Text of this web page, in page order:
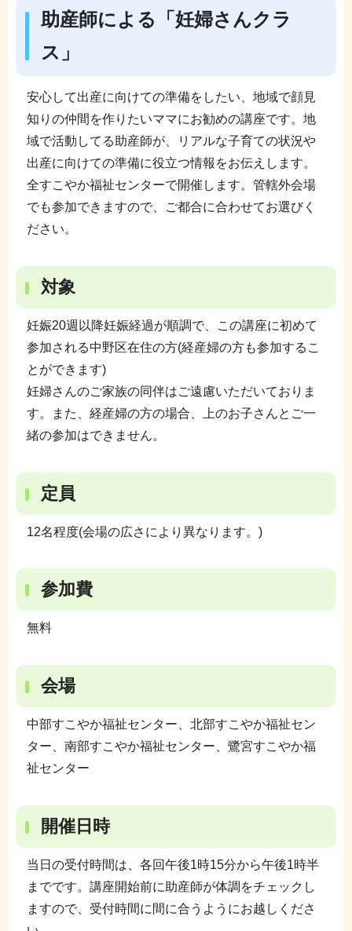
助産師による「妊婦さんクラ
ス」
安心して出産に向けての準備をしたい、地域で顔見
知りの仲間を作りたいママにお勧めの講座です。地
域で活動してる助産師が、リアルな子育ての状況や
出産に向けての準備に役立つ情報をお伝えします。
全すこやか福祉センターで開催します。管轄外会場
でも参加できますので、ご都合に合わせてお選びく
ださい。
対象
妊娠20週以降妊娠経過が順調で、この講座に初めて
参加される中野区在住の方(経産婦の方も参加するこ
とができます)
妊婦さんのご家族の同伴はご遠慮いただいておりま
す。また、経産婦の方の場合、上のお子さんとご一
緒の参加はできません。
定員
12名程度(会場の広さにより異なります。)
参加費
無料
会場
中部すこやか福祉センター、北部すこやか福祉セン
ター、南部すこやか福祉センター、鷺宮すこやか福
祉センター
開催日時
当日の受付時間は、各回午後1時15分から午後1時半
までです。講座開始前に助産師が体調をチェックし
ますので、受付時間に間に合うようにお越しくださ